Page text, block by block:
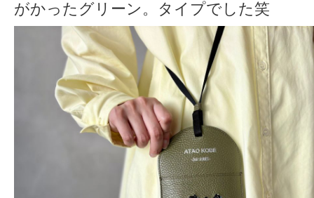
がかったグリーン。タイプでした笑